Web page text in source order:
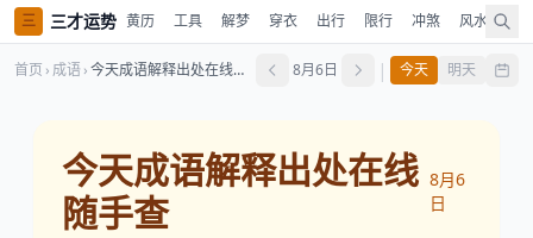
三 三才运势 黄历 工具 解梦 穿衣 出行 限行 冲煞 风水 占
首页 › 成语 › 今天成语解释出处在线随手查 8月6日 | 今天 明天
今天成语解释出处在线
随手查
8月6
日